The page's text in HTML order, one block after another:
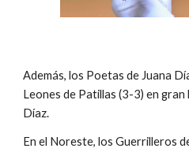
Además, los Poetas de Juana
Leones de Patillas (3-3) en
Díaz.
En el Noreste, los Guerrilleros